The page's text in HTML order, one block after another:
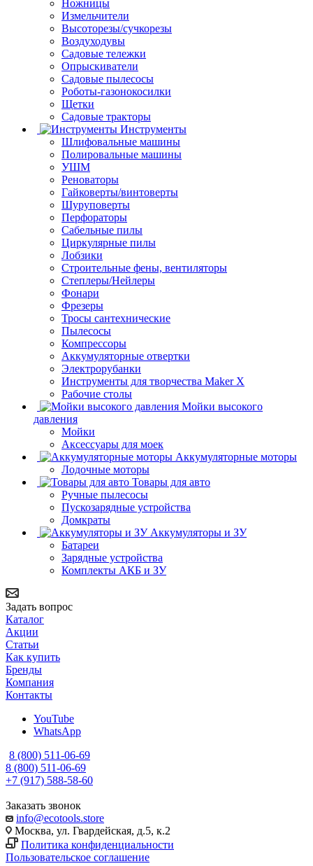
Ножницы
Измельчители
Высоторезы/сучкорезы
Воздуходувы
Садовые тележки
Опрыскиватели
Садовые пылесосы
Роботы-газонокосилки
Щетки
Садовые тракторы
Инструменты
Шлифовальные машины
Полировальные машины
УШМ
Реноваторы
Гайковерты/винтоверты
Шуруповерты
Перфораторы
Сабельные пилы
Циркулярные пилы
Лобзики
Строительные фены, вентиляторы
Степлеры/Нейлеры
Фонари
Фрезеры
Тросы сантехнические
Пылесосы
Компрессоры
Аккумуляторные отвертки
Электрорубанки
Инструменты для творчества Maker X
Рабочие столы
Мойки высокого
давления
Мойки
Аксессуары для моек
Аккумуляторные моторы
Лодочные моторы
Товары для авто
Ручные пылесосы
Пускозарядные устройства
Домкраты
Аккумуляторы и ЗУ
Батареи
Зарядные устройства
Комплекты АКБ и ЗУ
Задать вопрос
Каталог
Акции
Статьи
Как купить
Бренды
Компания
Контакты
YouTube
WhatsApp
8 (800) 511-06-69
8 (800) 511-06-69
+7 (917) 588-58-60
Заказать звонок
info@ecotools.store
Москва, ул. Гвардейская, д.5, к.2
Политика конфиденциальности
Пользовательское соглашение